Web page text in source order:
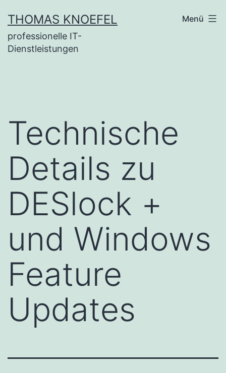
Inhalt
springen
THOMAS KNOEFEL
professionelle IT-
Dienstleistungen
Menü
Technische
Details zu
DESlock +
und Windows
Feature
Updates